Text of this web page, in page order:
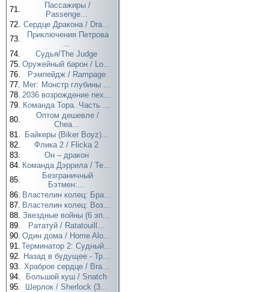
71.
Пассажиры /
Passenge...
72. Сердце Дракона / Dra...
73.
Приключения Петрова
...
74.
Судья/The Judge
75. Оружейный барон / Lo...
76.
Рэмпейдж / Rampage
77. Мег: Монстр глубины ...
78. 2036 возрождение nex...
79. Команда Тора. Часть ...
80.
Оптом дешевле /
Chea...
81.
Байкеры (Biker Boyz)...
82.
Флика 2 / Flicka 2
83.
Он – дракон
84. Команда Дэррила / Te...
85.
Безграничный
Бэтмен:...
86. Властелин колец: Бра...
87. Властелин колец: Воз...
88. Звездные войны (6 эп...
89.
Рататуй / Ratatouill...
90. Один дома / Home Alo...
91. Терминатор 2: Судный...
92. Назад в будущее - Тр...
93. Храброе сердце / Bra...
94.
Большой куш / Snatch
95.
Шерлок / Sherlock (3...